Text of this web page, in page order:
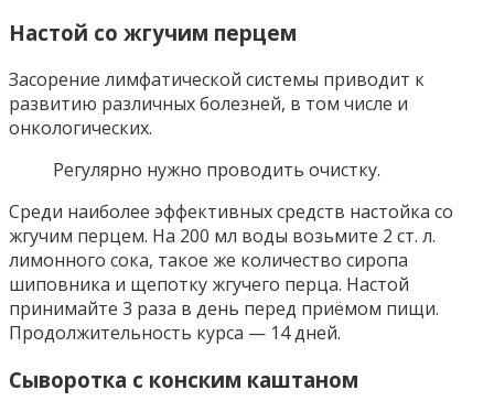
Настой со жгучим перцем
Засорение лимфатической системы приводит к
развитию различных болезней, в том числе и
онкологических.
Регулярно нужно проводить очистку.
Среди наиболее эффективных средств настойка со
жгучим перцем. На 200 мл воды возьмите 2 ст. л.
лимонного сока, такое же количество сиропа
шиповника и щепотку жгучего перца. Настой
принимайте 3 раза в день перед приёмом пищи.
Продолжительность курса — 14 дней.
Сыворотка с конским каштаном